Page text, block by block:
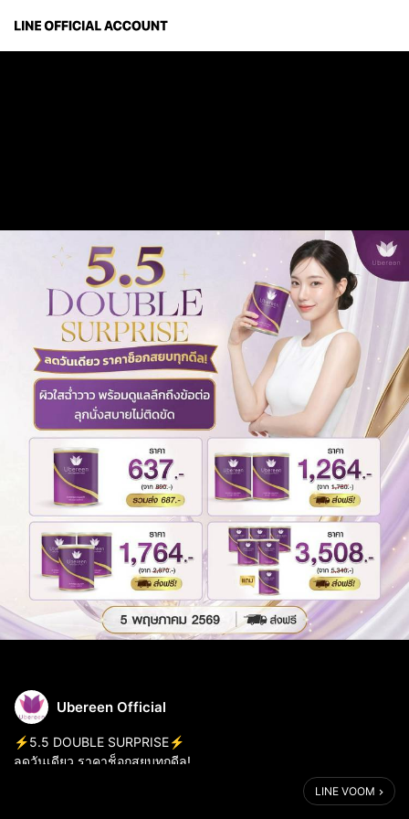
Ubereen Official
⚡️5.5 DOUBLE SURPRISE⚡️
ลดวันเดียว ราคาช็อกสยบทุกดีล!
โอกาสทองมาแล้ว 💜 ยกระดับการดูแลตัวเองด้วย Ubereen Di-
LINE VOOM